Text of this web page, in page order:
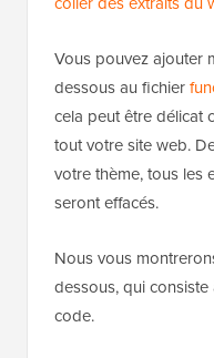
Vous pouvez ajouter
dessous au fichier
cela peut être délicat
tout votre site web.
votre thème, tous les
seront effacés.
Nous vous
dessous, qui
code.